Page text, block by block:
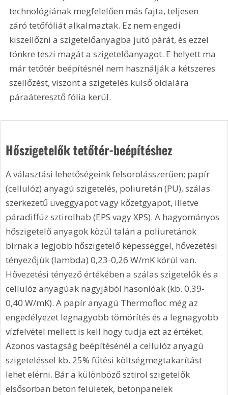
technológiának megfelelően más fajta, teljesen
záró tetőfóliát alkalmaztak. Ez nem engedi
kiszellőzni a szigetelőanyagba jutó párát, és ezzel
tönkre teszi magát a szigetelőanyagot. E helyett ma
már tetőtér beépítésnél nem használják a kétszeres
szellőzést, viszont a szigetelés külső oldalára
páraáteresztő fólia kerül.
Hőszigetelők tetőtér-beépítéshez
A választási lehetőségeink felsorolásszerűen; papír
(cellulóz) anyagú szigetelés, poliuretán (PU), szálas
szerkezetű üveggyapot vagy kőzetgyapot, illetve
páradiffúz sztirolhab (EPS vagy XPS). A hagyományos
hőszigetelő anyagok közül talán a poliuretánok
bírnak a legjobb hőszigetelő képességgel, hővezetési
tényezőjük (lambda) 0,23-0,26 W/mK körül van.
Hővezetési tényező értékében a szálas szigetelők és a
cellulóz anyagúak nagyjából hasonlóak (kb. 0,39-
0,40 W/mK). A papír anyagú Thermofloc még az
engedélyezet legnagyobb tömörítés és a legnagyobb
vízfelvétel mellett is kell hogy tudja ezt az értéket.
Azonos vastagság beépítésénél a cellulóz anyagú
szigeteléssel kb. 25% fűtési költségmegtakarítást
lehet elérni. Bár a különböző sztirol szigetelők
elsősorban beton felületek, betonpanelek